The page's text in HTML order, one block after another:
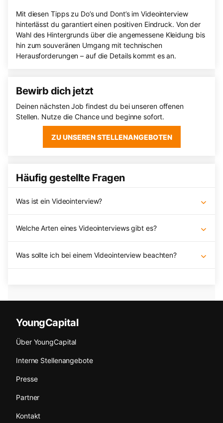
Mit diesen Tipps zu Do’s und Dont’s im Videointerview
hinterlässt du garantiert einen positiven Eindruck. Von der
Wahl des Hintergrunds über die angemessene Kleidung bis
hin zum souveränen Umgang mit technischen
Herausforderungen – auf die Details kommt es an.
Bewirb dich jetzt
Deinen nächsten Job findest du bei unseren offenen
Stellen. Nutze die Chance und beginne sofort.
ZU UNSEREN STELLENANGEBOTEN
Häufig gestellte Fragen
Was ist ein Videointerview?
Welche Arten eines Videointerviews gibt es?
Was sollte ich bei einem Videointerview beachten?
YoungCapital
Über YoungCapital
Interne Stellenangebote
Presse
Partner
Kontakt